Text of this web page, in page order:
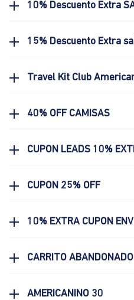
10% Descuento Extra
15% Descuento Extra
Travel Kit Club
40% OFF CAMISAS
CUPON LEADS 10%
CUPON 25% OFF
10% EXTRA CUPON
CARRITO ABANDONADO
AMERICANINO 30